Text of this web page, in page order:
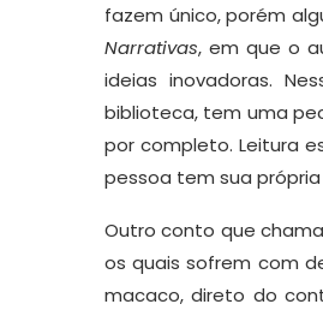
fazem único, porém
Narrativas, em que o
ideias inovadoras.
biblioteca, tem uma
por completo. Leitura
pessoa tem sua
Outro conto que
os quais sofrem com
macaco, direto do